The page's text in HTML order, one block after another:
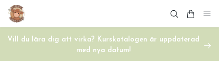
Vill du lära dig att virka? Kurskatalogen är uppdaterad
med nya datum!